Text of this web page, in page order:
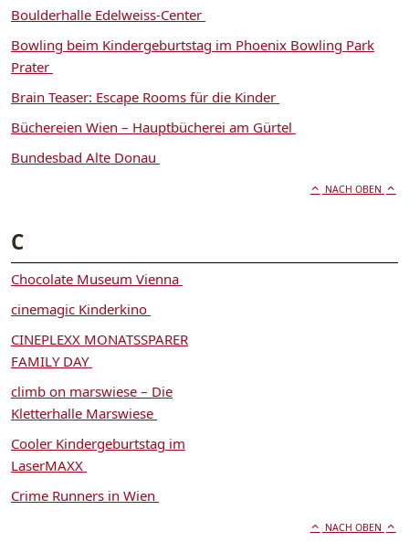
Boulderhalle Edelweiss-Center
Bowling beim Kindergeburtstag im Phoenix Bowling Park
Prater
Brain Teaser: Escape Rooms für die Kinder
Büchereien Wien – Hauptbücherei am Gürtel
Bundesbad Alte Donau
NACH OBEN
C
Chocolate Museum Vienna
cinemagic Kinderkino
CINEPLEXX MONATSSPARER
FAMILY DAY
climb on marswiese – Die
Kletterhalle Marswiese
Cooler Kindergeburtstag im
LaserMAXX
Crime Runners in Wien
NACH OBEN